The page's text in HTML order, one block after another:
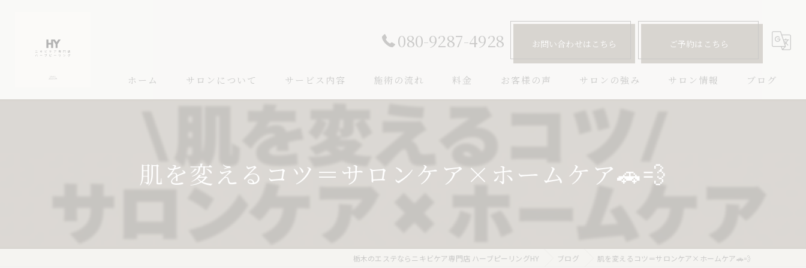
080-9287-4928 お問い合わせはこちら ご予約はこちら
ホーム サロンについて サービス内容 施術の流れ 料金 お客様の声 サロンの強み
毛穴
サロン情報 ブログ
肌を変えるコツ＝サロンケア×ホームケア🚗💨
栃木のエステならニキビケア専門店 ハーブピーリングHY ブログ 肌を変えるコツ＝サロンケア×ホームケア🚗💨